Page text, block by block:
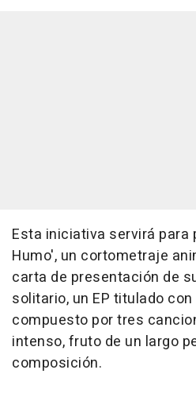
Esta iniciativa servirá para
Humo', un cortometraje
carta de presentación de
solitario, un EP titulado
compuesto por tres
intenso, fruto de un largo
composición.